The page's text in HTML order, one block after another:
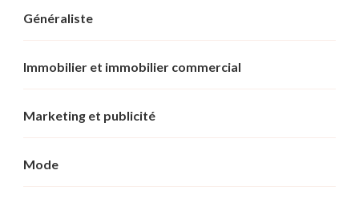
Généraliste
Immobilier et immobilier commercial
Marketing et publicité
Mode